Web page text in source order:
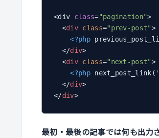
<div class="pagination">
<div class="prev-post">
<?php
</div>
<div class="next-post">
<?php next_post_link(
</div>
</div>
最初・最後の記事では何も出力